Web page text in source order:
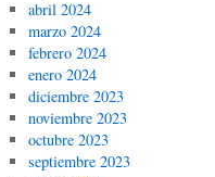
abril 2024
marzo 2024
febrero 2024
enero 2024
diciembre 2023
noviembre 2023
octubre 2023
septiembre 2023